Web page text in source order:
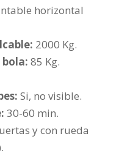
precios:
353,14€
hasta
horizontal
2000 Kg.
85 Kg.
Si, no visible.
30-60 min.
y con rueda